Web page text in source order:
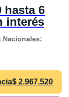
hasta 6
interés
Nacionales:
$2.967.520